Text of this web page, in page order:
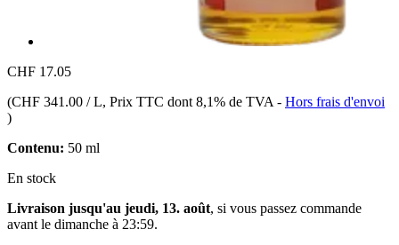
CHF 17.05
(CHF 341.00 / L, Prix TTC dont 8,1% de TVA - Hors frais d'envoi
)
Contenu: 50 ml
En stock
Livraison jusqu'au jeudi, 13. août, si vous passez commande
avant le dimanche à 23:59.